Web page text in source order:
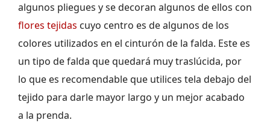
algunos pliegues y se decoran algunos de ellos con
flores tejidas cuyo centro es de algunos de los
colores utilizados en el cinturón de la falda. Este es
un tipo de falda que quedará muy traslúcida, por
lo que es recomendable que utilices tela debajo del
tejido para darle mayor largo y un mejor acabado
a la prenda.